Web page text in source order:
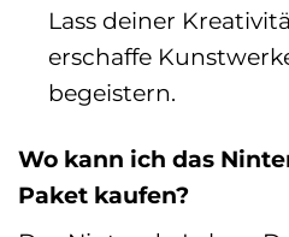
Lass deiner
erschaffe
begeistern.
Wo kann ich das
Paket kaufen?